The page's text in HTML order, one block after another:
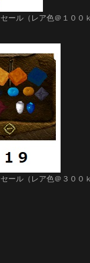
ール（レア色＠１００ｋ
ール（レア色＠３００ｋ